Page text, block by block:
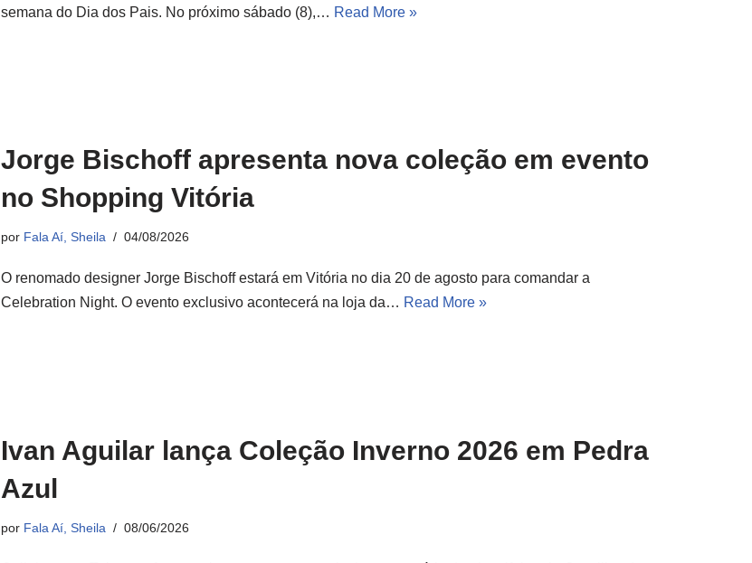
semana do Dia dos Pais. No próximo sábado (8),… Read More »
Jorge Bischoff apresenta nova coleção em evento
no Shopping Vitória
por Fala Aí, Sheila 04/08/2026
O renomado designer Jorge Bischoff estará em Vitória no dia 20 de agosto para comandar a
Celebration Night. O evento exclusivo acontecerá na loja da… Read More »
Ivan Aguilar lança Coleção Inverno 2026 em Pedra
Azul
por Fala Aí, Sheila 08/06/2026